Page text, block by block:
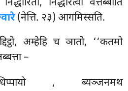
निद्धारेत्वा वत्तब्बाति
(नेत्ति. २३) आगमिस्सति.
अम्हेहि च ञातो, ‘‘कतमो
–
, ब्यञ्जनमथ